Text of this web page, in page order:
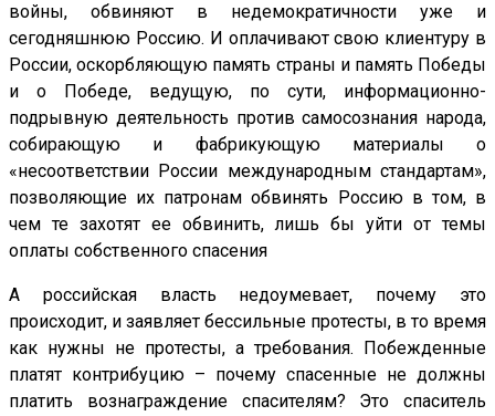
войны, обвиняют в недемократичности уже и
сегодняшнюю Россию. И оплачивают свою клиентуру в
России, оскорбляющую память страны и память Победы
и о Победе, ведущую, по сути, информационно-
подрывную деятельность против самосознания народа,
собирающую и фабрикующую материалы о
«несоответствии России международным стандартам»,
позволяющие их патронам обвинять Россию в том, в
чем те захотят ее обвинить, лишь бы уйти от темы
оплаты собственного спасения
А российская власть недоумевает, почему это
происходит, и заявляет бессильные протесты, в то время
как нужны не протесты, а требования. Побежденные
платят контрибуцию – почему спасенные не должны
платить вознаграждение спасителям? Это спаситель